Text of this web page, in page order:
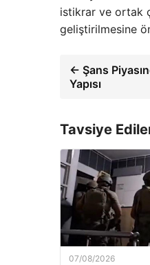
istikrar ve ortak
geliştirilmesine
← Şans
Yapısı
Tavsiye
07/08/2026